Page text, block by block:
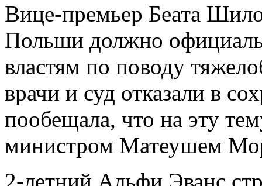
Вице-премьер Беата Шило
Польши должно
властям по поводу
врачи и суд отказали в
пообещала, что на эту
министром Матеушем
2-летний Альфи Эванс